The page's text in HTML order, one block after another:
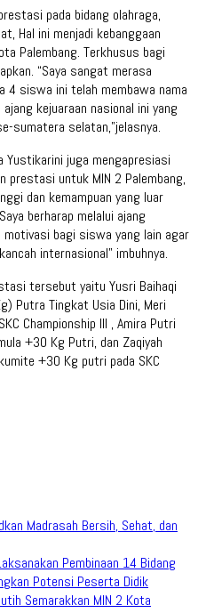
pada bidang olahraga,
Hal ini menjadi kebanggaan
Palembang. Terkhusus bagi
“Saya sangat merasa
4 siswa ini telah membawa nama
kejuaraan nasional ini yang
sumatera selatan,”jelasnya.
Yustikarini juga mengapresiasi
prestasi untuk MIN 2 Palembang,
dan kemampuan yang luar
berharap melalui ajang
bagi siswa yang lain agar
internasional” imbuhnya.
tersebut yaitu Yusri Baihaqi
Putra Tingkat Usia Dini, Meri
Championship III , Amira Putri
+30 Kg Putri, dan Zaqiyah
+30 Kg putri pada SKC
Madrasah Bersih, Sehat, dan
Pembinaan 14 Bidang
Potensi Peserta Didik
Semarakkan MIN 2 Kota